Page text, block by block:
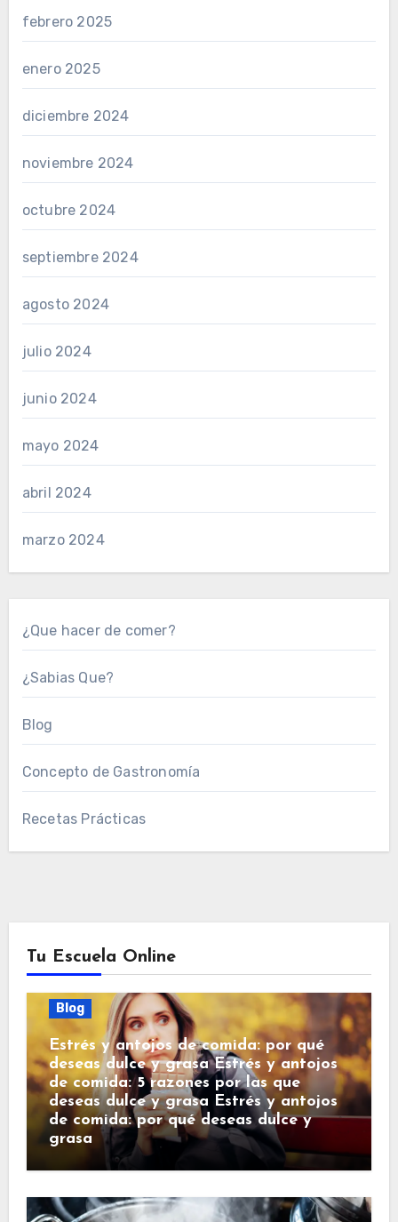
febrero 2025
enero 2025
diciembre 2024
noviembre 2024
octubre 2024
septiembre 2024
agosto 2024
julio 2024
junio 2024
mayo 2024
abril 2024
marzo 2024
¿Que hacer de comer?
¿Sabias Que?
Blog
Concepto de Gastronomía
Recetas Prácticas
Tu Escuela Online
Blog
Estrés y antojos de comida: por qué
deseas dulce y grasa Estrés y antojos
de comida: 5 razones por las que
deseas dulce y grasa Estrés y antojos
de comida: por qué deseas dulce y
grasa